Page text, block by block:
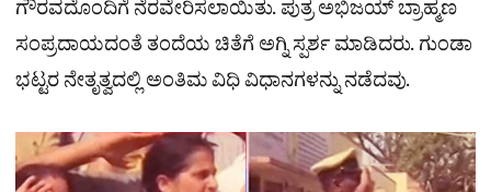
ಗೌರವದೊಂದಿಗೆ ನೆರವೇರಿಸಲಾಯಿತು. ಪುತ್ರ ಅಭಿಜಯ್ ಬ್ರಾಹ್ಮಣ
ಸಂಪ್ರದಾಯದಂತೆ ತಂದೆಯ ಚಿತೆಗೆ ಅಗ್ನಿ ಸ್ಪರ್ಶ ಮಾಡಿದರು. ಗುಂಡಾ
ಭಟ್ಟರ​ ನೇತೃತ್ವದಲ್ಲಿ ಅಂತಿಮ ವಿಧಿ ವಿಧಾನಗಳನ್ನು ನಡೆದವು.